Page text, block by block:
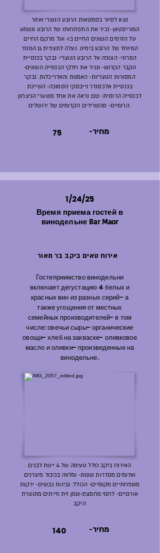
נצא לסיור בסמטאות הרובע הנוצרי ואזור
המוריסטאן- נכיר את התפתחותו של הרובע ונשמע
על הזרמים השונים החיים בו- ועל מרקם החיים
המיוחד של הרובע בימינו. נעלה לתצפית גג המנזר
המרוני- הצופה אל הרובע הנוצרי- נבקר בכנסיית
הקבר הקדוש- ונכיר את חלקי הכנסייה השונים-
המסורות הנוצריות- האמנות והאדריכלות. נבקר
בכנסיית אלכסנדר נייבסקי הסמוכה- השייכת
לכנסייה הרוסית- שם נראה את אחד משערי הניצחון
הרומיים- מהשרידים הקדומים של ירושלים.
75 -מחיר
1/24/25
Время приема гостей в
винодельне Bar Maor
אירוח טאים ביקב בר מאור
Гостеприимство винодельни
включает дегустацию 4 белых и
красных вин из разных серий- а
также угощения от местных
семейных производителей- в том
числе: овечьи сыры- органические
овощи- хлеб на закваске- оливковое
масло и оливки- произведенные на
винодельне.
האירוח ביקב כולל טעימה של 4 יינות לבנים
ואדומים מסדרות שונות- ומלווה בכיבוד מיצרנים
משפחתיים מקומיים- הכולל: גבינות כבשים- ירקות
אורגניים- לחמי מחמצת-שמן זית וזייתים מתוצרת
היקב
140 -מחיר